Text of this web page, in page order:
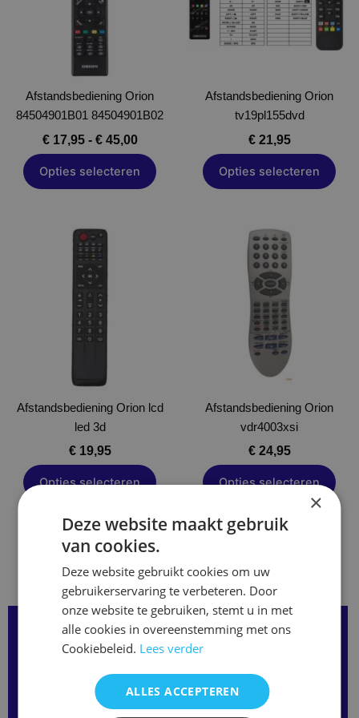
Afstandsbediening Orion
84504901B01 84504901B02
€17,95 - €45,00
Opties selecteren
Deze
optie
kan
gekozen
worden
op
de
productpagina
Afstandsbediening Orion
tv19pl155dvd
€21,95
Opties selecteren
Deze
optie
worden
op
de
productpagina
Afstandsbediening Orion lcd
led 3d
€19,95
Opties selecteren
Dit
product
heeft
meerdere
variaties.
Deze
gekozen
worden
op
de
productpagina
Afstandsbediening Orion
vdr4003xsi
€24,95
Opties selecteren
Over onze Afstandsbedieningen:
We hebben afstandsbedieningen in verschillende types.
hiernaast even in of bel ons en we bespreken samen de
mogelijkheden.
×
Deze website maakt gebruik
van cookies.
Deze website gebruikt cookies om uw
gebruikerservaring te verbeteren. Door
onze website te gebruiken, stemt u in met
alle cookies in overeenstemming met ons
Cookiebeleid. Lees verder
ALLES ACCEPTEREN